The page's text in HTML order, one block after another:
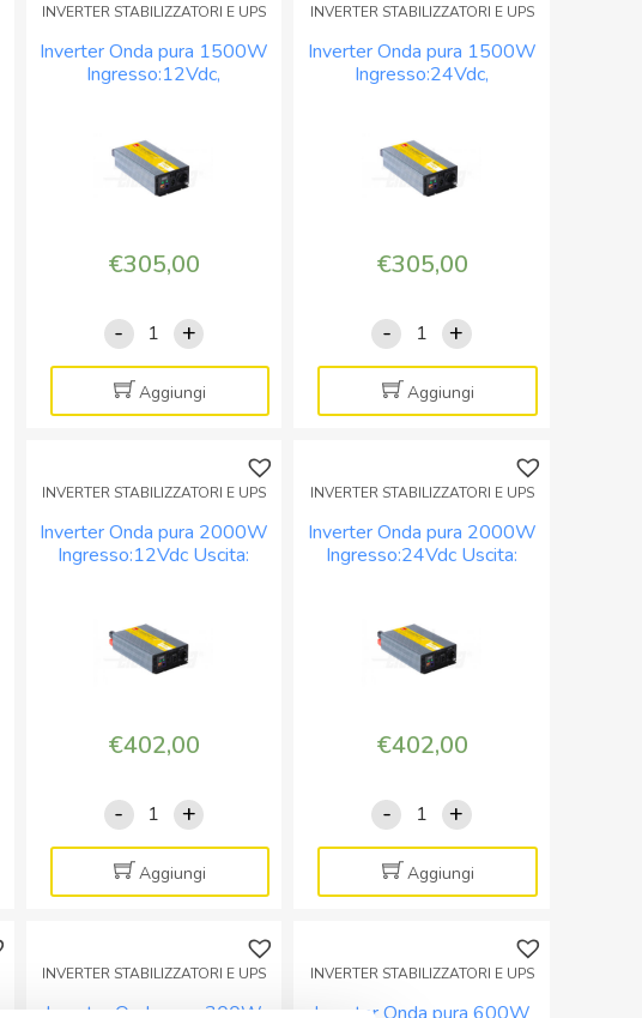
-
con
bypass
di
cavo
ingresso
INVERTER STABILIZZATORI E UPS
Inverter Onda pura 1500W
Ingresso:12Vdc,
€305,00
-
Inverter
Onda
pura
1500W
-
con
bypass
quantità
+
Aggiungi
INVERTER STABILIZZATORI E UPS
Inverter Onda pura 1500W
Ingresso:24Vdc,
€305,00
-
Inverter
Onda
pura
1500W
-
con
bypass
quantità
+
Aggiungi
INVERTER STABILIZZATORI E UPS
Inverter Onda pura 2000W
Ingresso:12Vdc Uscita:
€402,00
-
Inverter
Onda
pura
2000W
230Vac
+
Aggiungi
INVERTER STABILIZZATORI E UPS
Inverter Onda pura 2000W
Ingresso:24Vdc Uscita:
€402,00
-
Inverter
Onda
pura
2000W
230Vac
+
Aggiungi
INVERTER STABILIZZATORI E UPS INVERTER STABILIZZATORI E UPS